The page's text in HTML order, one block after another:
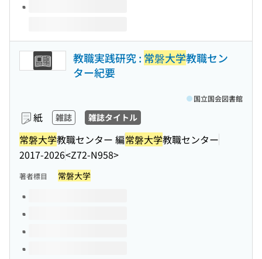
教職実践研究 : 常磐大学教職セン
ター紀要
紙 雑誌 雑誌タイトル
常磐大学教職センター 編常磐大学教職センター
2017-2026<Z72-N958>
国立国会図書館
著者標目 常磐大学
このタイトルの巻号